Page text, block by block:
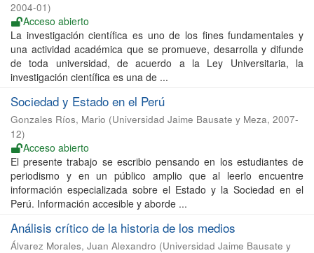
2004-01)
Acceso abierto
La investigación científica es uno de los fines fundamentales y
una actividad académica que se promueve, desarrolla y difunde
de toda universidad, de acuerdo a la Ley Universitaria, la
investigación científica es una de ...
Sociedad y Estado en el Perú
Gonzales Ríos, Mario (Universidad Jaime Bausate y Meza, 2007-
12)
Acceso abierto
El presente trabajo se escribio pensando en los estudiantes de
periodismo y en un público amplio que al leerlo encuentre
información especializada sobre el Estado y la Sociedad en el
Perú. Información accesible y aborde ...
Análisis crítico de la historia de los medios
Álvarez Morales, Juan Alexandro (Universidad Jaime Bausate y